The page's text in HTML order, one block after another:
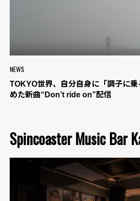
NEWS
TOKYO世界、自分自身に「調子に
めた新曲“Don’t ride on”配信
Spincoaster Music Bar